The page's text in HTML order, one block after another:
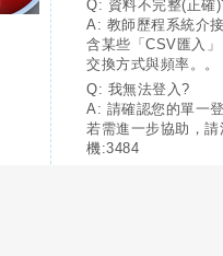
Q: 資料不完整(正確
A: 教師歷程系統介
含某些「CSV匯入
交換方式與頻率。。
Q: 我無法登入?
A: 請確認您的單一
若需進一步協助，
機:3484